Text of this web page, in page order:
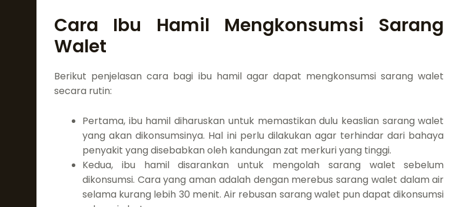
Cara Ibu Hamil Mengkonsumsi Sarang
Walet
Berikut penjelasan cara bagi ibu hamil agar dapat mengkonsumsi sarang walet
secara rutin:
Pertama, ibu hamil diharuskan untuk memastikan dulu keaslian sarang walet
yang akan dikonsumsinya. Hal ini perlu dilakukan agar terhindar dari bahaya
penyakit yang disebabkan oleh kandungan zat merkuri yang tinggi.
Kedua, ibu hamil disarankan untuk mengolah sarang walet sebelum
dikonsumsi. Cara yang aman adalah dengan merebus sarang walet dalam air
selama kurang lebih 30 menit. Air rebusan sarang walet pun dapat dikonsumsi